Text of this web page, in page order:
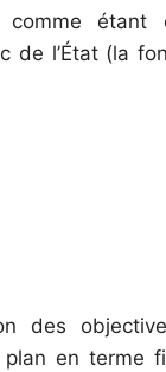
étant
de l’État (la
des
en terme